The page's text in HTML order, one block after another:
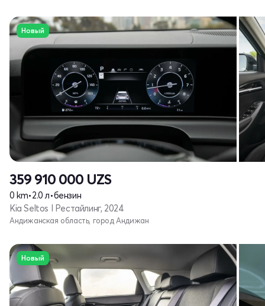
Новый
359 910 000 UZS
0 km•2.0 л•бензин
Kia Seltos I Рестайлинг, 2024
Андижанская область, город Андижан
Новый